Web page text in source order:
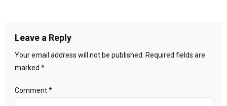
Leave a Reply
Your email address will not be published.
Required fields are
marked *
Comment*